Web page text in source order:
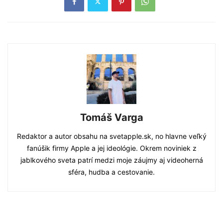
Tomáš Varga
Redaktor a autor obsahu na svetapple.sk, no hlavne veľký
fanúšik firmy Apple a jej ideológie. Okrem noviniek z
jablkového sveta patrí medzi moje záujmy aj videoherná
sféra, hudba a cestovanie.